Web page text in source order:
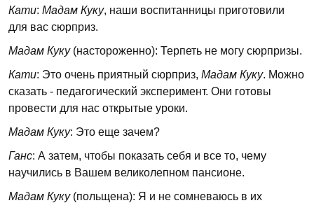
Кати: Мадам Куку, наши воспитанницы приготовили
для вас сюрприз.
Мадам Куку(настороженно): Терпеть не могу сюрпризы.
Кати: Это очень приятный сюрприз, Мадам Куку. Можно
сказать - педагогический эксперимент. Они готовы
провести для нас открытые уроки.
Мадам Куку: Это еще зачем?
Ганс: А затем, чтобы показать себя и все то, чему
научились в Вашем великолепном пансионе.
Мадам Куку(польщена): Я и не сомневаюсь в их